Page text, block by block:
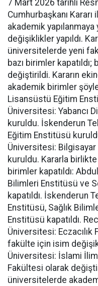
7 Mart 2026 tarihli
Cumhurbaşkanı
akademik
değişiklikler yapıldı.
üniversitelerde yeni
bazı birimler
değiştirildi. Kararın
akademik birimler
Lisansüstü Eğitim
Üniversitesi: Yabancı
kuruldu. İskenderun
Eğitim Enstitüsü
Üniversitesi:
kuruldu. Kararla
birimler kapatıldı:
Bilimleri Enstitüsü ve
kapatıldı. İskenderun
Enstitüsü, Sağlık
Enstitüsü kapatıldı.
Üniversitesi: Eczacılık
fakülte için isim
Üniversitesi: İslami
Fakültesi olarak
üniversitelerde